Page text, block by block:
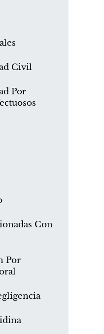
Civil
Por
Con
Por